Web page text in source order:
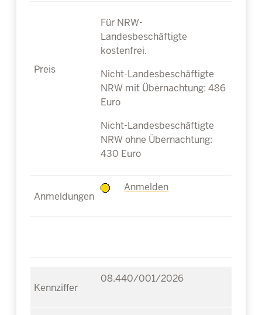
Für NRW-
Landesbeschäftigte
kostenfrei.
Nicht-Landesbeschäftigte
NRW mit Übernachtung: 486
Euro
Nicht-Landesbeschäftigte
NRW ohne Übernachtung:
430 Euro
Anmelden
08.440/001/2026